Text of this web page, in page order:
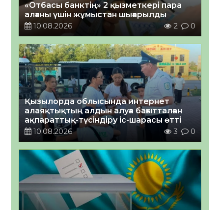
«Отбасы банктің» 2 қызметкері пара
алғаны үшін жұмыстан шығарылды
10.08.2026
2 0
Қызылорда облысында интернет
алаяқтықтың алдын алуға бағытталған
ақпараттық-түсіндіру іс-шарасы өтті
10.08.2026
3 0